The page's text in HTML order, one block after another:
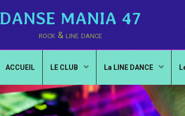
DANSE MANIA 47
rock & line dance
ACCUEIL LE CLUB La LINE DANCE